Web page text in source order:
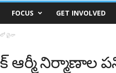
FOCUS GET INVOLVED
చైనా
ఆర్మీ నిర్మాణాల